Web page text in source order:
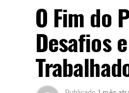
O Fim do
Desafios